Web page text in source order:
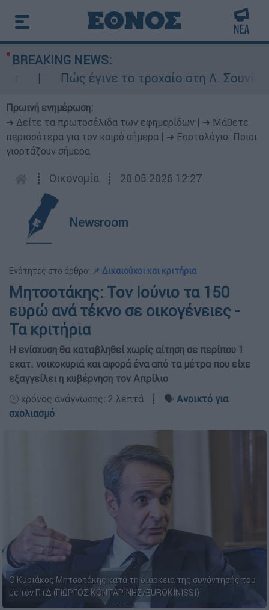
BREAKING NEWS:
Πώς έγινε το τροχαίο στη Λ. Σουνίου:
Πρωινή ενημέρωση:
➔ Δείτε τα πρωτοσέλιδα των εφημερίδων
➔ Μάθετε
περισσότερα για τον καιρό σήμερα
➔ Εορτολόγιο: Ποιοι
γιορτάζουν σήμερα
┋ Οικονομία ┋ 20.05.2026 12:27
Newsroom
Ενότητες στο άρθρο: 📌 Δικαιούχοι και κριτήρια
Μητσοτάκης: Τον Ιούνιο τα 150
ευρώ ανά τέκνο σε οικογένειες -
Τα κριτήρια
Η ενίσχυση θα καταβληθεί χωρίς αίτηση σε περίπου 1
εκατ. νοικοκυριά και αφορά ένα από τα μέτρα που είχε
εξαγγείλει η κυβέρνηση τον Απρίλιο
🕛 χρόνος ανάγνωσης: 2 λεπτά ┋ 🗣️ Ανοικτό για
σχολιασμό
Ο Κυριάκος Μητσοτάκης κατά τη διάρκεια της συνάντησής του
με τον ΠτΔ (ΓΙΩΡΓΟΣ ΚΟΝΤΑΡΙΝΗΣ/EUROKINISSI)